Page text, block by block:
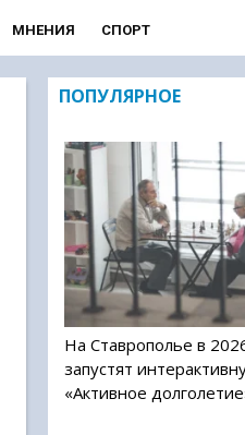
МНЕНИЯ СПОРТ
ПОПУЛЯРНОЕ
На Ставрополье в
запустят
«Активное